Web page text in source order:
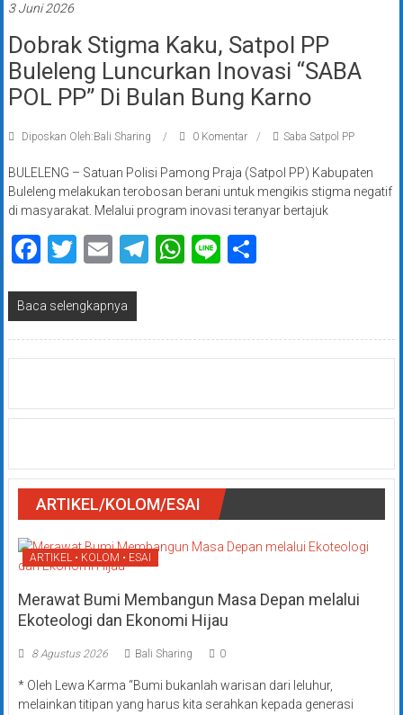
3 Juni 2026
Dobrak Stigma Kaku, Satpol PP
Buleleng Luncurkan Inovasi “SABA
POL PP” Di Bulan Bung Karno
Diposkan Oleh:Bali Sharing 0 Komentar Saba Satpol PP
BULELENG – Satuan Polisi Pamong Praja (Satpol PP) Kabupaten
Buleleng melakukan terobosan berani untuk mengikis stigma negatif
di masyarakat. Melalui program inovasi teranyar bertajuk
Facebook
Twitter
EmailTelegram
WhatsApp
LineShare
Baca selengkapnya
ARTIKEL/KOLOM/ESAI
ARTIKEL • KOLOM • ESAI
Merawat Bumi Membangun Masa Depan melalui
Ekoteologi dan Ekonomi Hijau
8 Agustus 2026 Bali Sharing 0
* Oleh Lewa Karma “Bumi bukanlah warisan dari leluhur,
melainkan titipan yang harus kita serahkan kepada generasi